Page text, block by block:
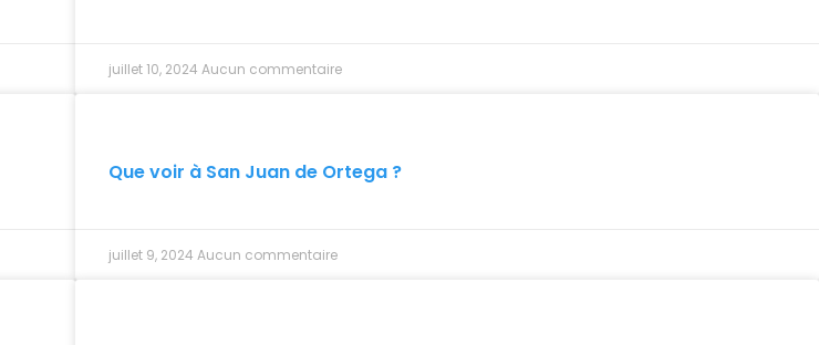
juillet 10, 2024 Aucun commentaire
Que voir à San Juan de Ortega ?
juillet 9, 2024 Aucun commentaire